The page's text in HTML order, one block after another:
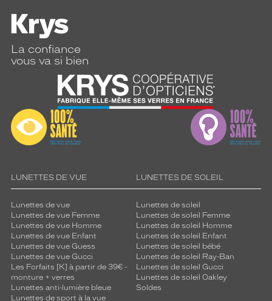
La confiance
vous va si bien
LUNETTES DE VUE
Lunettes de vue
Lunettes de vue Femme
Lunettes de vue Homme
Lunettes de vue Enfant
Lunettes de vue Guess
Lunettes de vue Gucci
Les Forfaits [K] à partir de 39€ -
monture + verres
Lunettes anti-lumière bleue
Lunettes de sport à la vue
LUNETTES DE SOLEIL
Lunettes de soleil
Lunettes de soleil Femme
Lunettes de soleil Homme
Lunettes de soleil Enfant
Lunettes de soleil bébé
Lunettes de soleil Ray-Ban
Lunettes de soleil Gucci
Lunettes de soleil Oakley
Soldes